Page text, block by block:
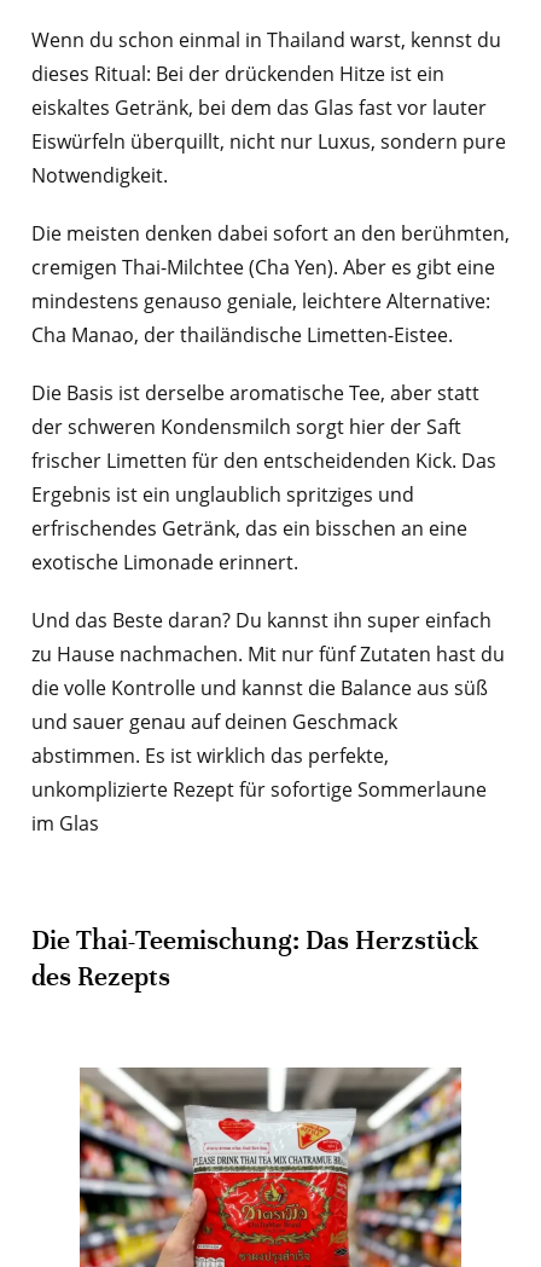
Wenn du schon einmal in Thailand warst, kennst du
dieses Ritual: Bei der drückenden Hitze ist ein
eiskaltes Getränk, bei dem das Glas fast vor lauter
Eiswürfeln überquillt, nicht nur Luxus, sondern pure
Notwendigkeit.
Die meisten denken dabei sofort an den berühmten,
cremigen Thai-Milchtee (Cha Yen). Aber es gibt eine
mindestens genauso geniale, leichtere Alternative:
Cha Manao, der thailändische Limetten-Eistee.
Die Basis ist derselbe aromatische Tee, aber statt
der schweren Kondensmilch sorgt hier der Saft
frischer Limetten für den entscheidenden Kick. Das
Ergebnis ist ein unglaublich spritziges und
erfrischendes Getränk, das ein bisschen an eine
exotische Limonade erinnert.
Und das Beste daran? Du kannst ihn super einfach
zu Hause nachmachen. Mit nur fünf Zutaten hast du
die volle Kontrolle und kannst die Balance aus süß
und sauer genau auf deinen Geschmack
abstimmen. Es ist wirklich das perfekte,
unkomplizierte Rezept für sofortige Sommerlaune
im Glas
Die Thai-Teemischung: Das Herzstück
des Rezepts